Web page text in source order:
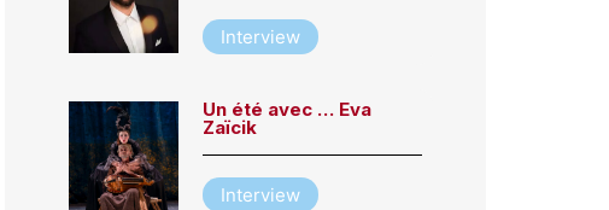
Interview
Un été avec … Eva
Zaïcik
Interview